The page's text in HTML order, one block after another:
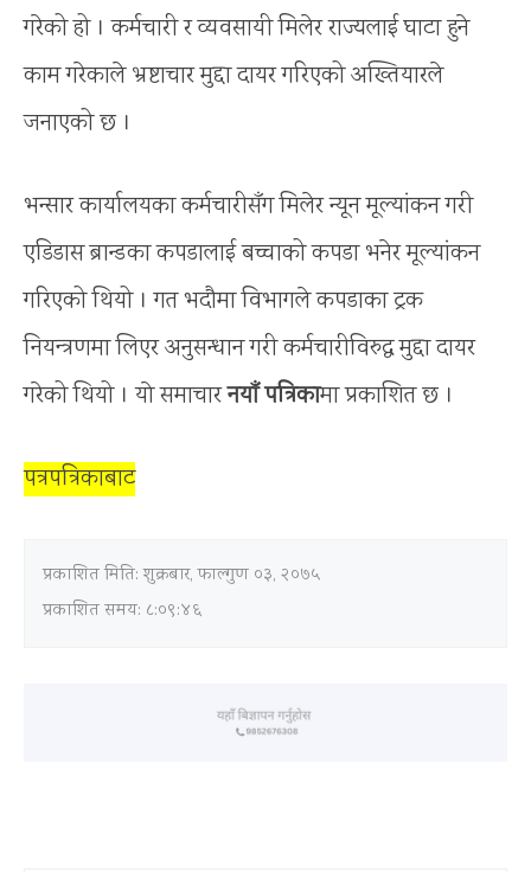
गरेको हो । कर्मचारी र व्यवसायी मिलेर राज्यलाई घाटा हुने
काम गरेकाले भ्रष्टाचार मुद्दा दायर गरिएको अख्तियारले
जनाएको छ ।
भन्सार कार्यालयका कर्मचारीसँग मिलेर न्यून मूल्यांकन गरी
एडिडास ब्रान्डका कपडालाई बच्चाको कपडा भनेर मूल्यांकन
गरिएको थियो । गत भदौमा विभागले कपडाका ट्रक
नियन्त्रणमा लिएर अनुसन्धान गरी कर्मचारीविरुद्ध मुद्दा दायर
गरेको थियो । याे समाचारनयाँ पत्रिकामा प्रकाशित छ ।
पत्रपत्रिकाबाट
प्रकाशित मिति:शुक्रबार, फाल्गुण ०३, २०७५
प्रकाशित समय: ८:०९:४६